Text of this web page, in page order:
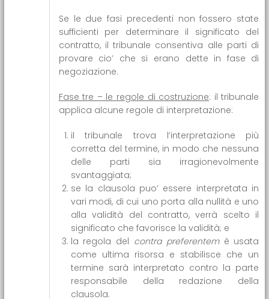
Se le due fasi precedenti non fossero state
sufficienti per determinare il significato del
contratto, il tribunale consentiva alle parti di
provare cio’ che si erano dette in fase di
negoziazione.
Fase tre – le regole di costruzione: il tribunale
applica alcune regole di interpretazione:
il tribunale trova l’interpretazione più
corretta del termine, in modo che nessuna
delle parti sia irragionevolmente
svantaggiata;
se la clausola puo’ essere interpretata in
vari modi, di cui uno porta alla nullità e uno
alla validità del contratto, verrà scelto il
significato che favorisce la validità; e
la regola del contra preferentem è usata
come ultima risorsa e stabilisce che un
termine sarà interpretato contro la parte
responsabile della redazione della
clausola.